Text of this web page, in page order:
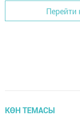
Перейти
КӨН ТЕМАСЫ